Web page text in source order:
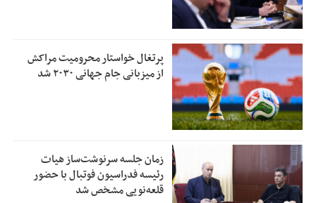
پرتغال خواستار محرومیت مراکش
از میزبانی جام جهانی ۲۰۳۰ شد
زمان جلسه سرنوشت‌ساز هیات
رئیسه فدراسیون فوتبال با حضور
قلعه‌نویی مشخص شد